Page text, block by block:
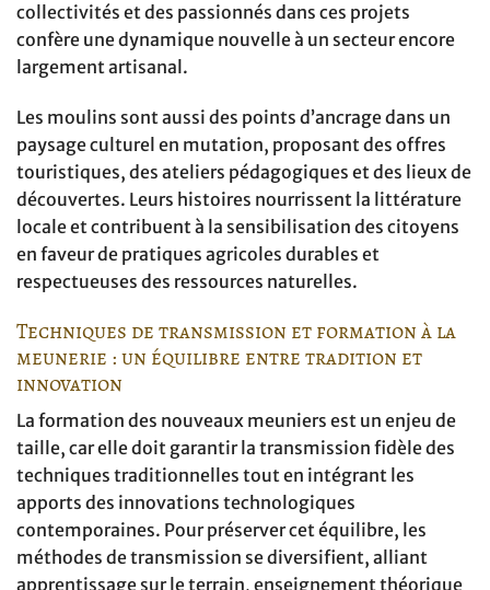
collectivités et des passionnés dans ces projets
confère une dynamique nouvelle à un secteur encore
largement artisanal.
Les moulins sont aussi des points d’ancrage dans un
paysage culturel en mutation, proposant des offres
touristiques, des ateliers pédagogiques et des lieux de
découvertes. Leurs histoires nourrissent la littérature
locale et contribuent à la sensibilisation des citoyens
en faveur de pratiques agricoles durables et
respectueuses des ressources naturelles.
Techniques de transmission et formation à la
meunerie : un équilibre entre tradition et
innovation
La formation des nouveaux meuniers est un enjeu de
taille, car elle doit garantir la transmission fidèle des
techniques traditionnelles tout en intégrant les
apports des innovations technologiques
contemporaines. Pour préserver cet équilibre, les
méthodes de transmission se diversifient, alliant
apprentissage sur le terrain, enseignement théorique